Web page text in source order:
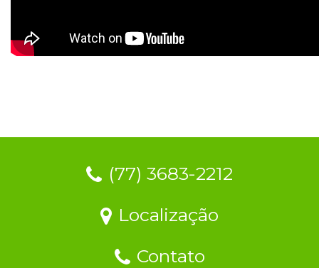
(77) 3683-2212
Localização
Contato